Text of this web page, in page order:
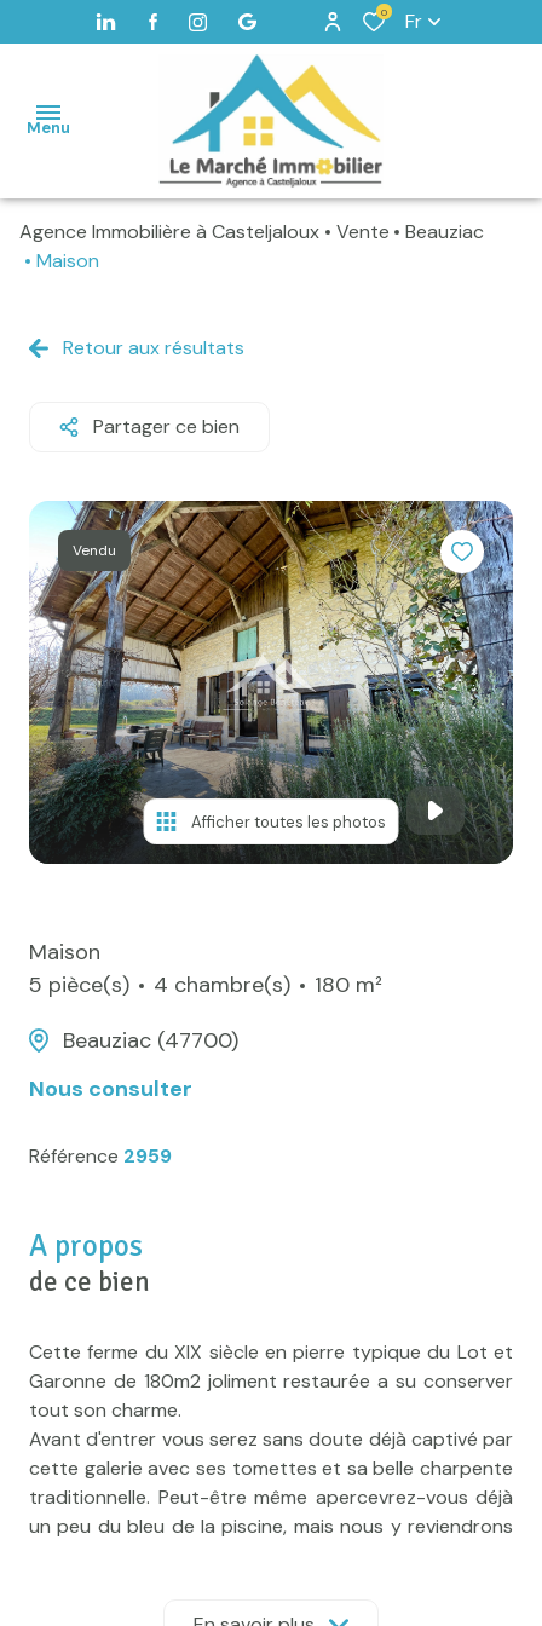
0 Fr
Menu
Accueil
Terrains
Home
Alerte
e-mail
Actualités
Newsletter
Honoraires
Contact
Agence Immobilière à Casteljaloux Vente
Beauziac
Maison
Retour aux résultats
Partager ce bien
Vendu
Afficher toutes les photos
Maison
5 pièce(s)
4 chambre(s)
180 m²
Beauziac (47700)
Nous consulter
Référence 2959
A propos
de ce bien
Cette ferme du XIX siècle en pierre typique du Lot et
Garonne de 180m2 joliment restaurée a su conserver
tout son charme.
Avant d'entrer vous serez sans doute déjà captivé par
cette galerie avec ses tomettes et sa belle charpente
traditionnelle. Peut-être même apercevrez-vous déjà
un peu du bleu de la piscine, mais nous y reviendrons
attardons-nous un peu dans cette immense pièce à